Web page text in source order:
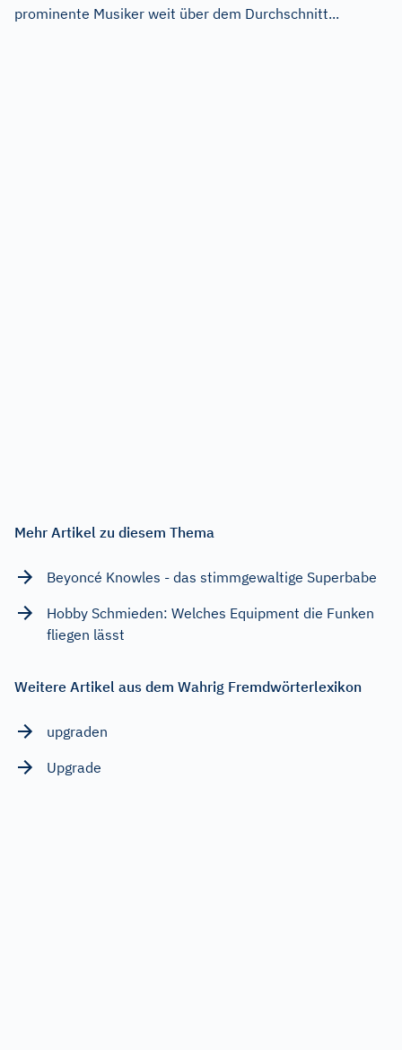
prominente Musiker weit über dem Durchschnitt...
Mehr Artikel zu diesem Thema
Beyoncé Knowles - das stimmgewaltige Superbabe
Hobby Schmieden: Welches Equipment die Funken
fliegen lässt
Weitere Artikel aus dem Wahrig Fremdwörterlexikon
upgraden
Upgrade